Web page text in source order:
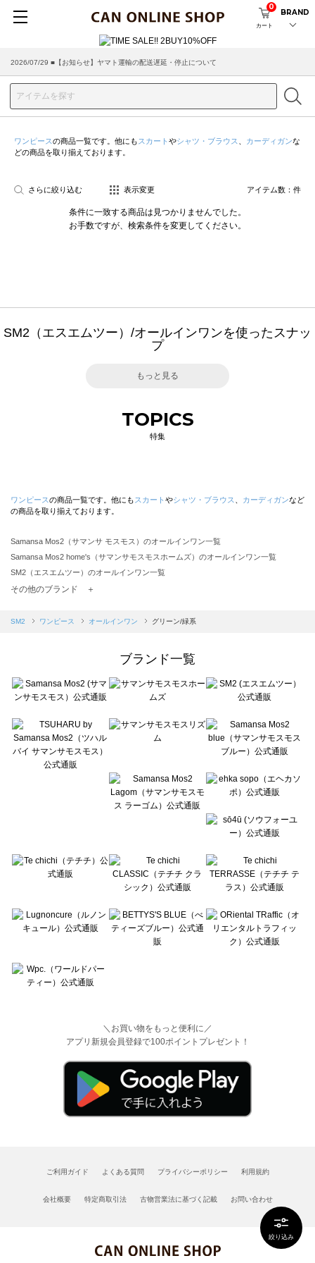
カート
0
BRAND
2026/07/29 ■【お知らせ】ヤマト運輸の配送遅延・停止について
絞り込み
ワンピースの商品一覧です。他にも スカート やシャツ・ブラウス カーディガンな
どの商品を取り揃えております。
さらに絞り込む 表示変更 アイテム数： 件
条件に一致する商品は見つかりませんでした。
お手数ですが、検索条件を変更してください。
SM2（エスエムツー）/オールインワンを使ったスナッ
プ
もっと見る
TOPICS
特集
ワンピースの商品一覧です。他にも スカート やシャツ・ブラウス カーディガンなど
の商品を取り揃えております。
Samansa Mos2（サマンサ モスモス）のオールインワン一覧
Samansa Mos2 home's（サマンサモスモスホームズ）のオールインワン一覧
SM2（エスエムツー）のオールインワン一覧
Samansa Mos2 blue（サマンサモスモス ブルー）のオールインワン一覧
sō4ū（ソウフォーユー）のオールインワン一覧
Te chichi（テチチ）のオールインワン一覧
Te chichi CLASSIC（テチチ クラシック）のオールインワン一覧
Lugnoncure（ルノンキュール）のオールインワン一覧
BETTY'S BLUE（べティーズブルー）のオールインワン一覧
Wpc.（ワールドパーティー）のオールインワン一覧
その他のブランド ＋
SM2 ワンピース オールインワン グリーン/緑系
ブランド一覧
＼お買い物をもっと便利に／
アプリ新規会員登録で100ポイントプレゼント！
ご利用ガイド よくある質問 プライバシーポリシー 利用規約
会社概要 特定商取引法 古物営業法に基づく記載 お問い合わせ